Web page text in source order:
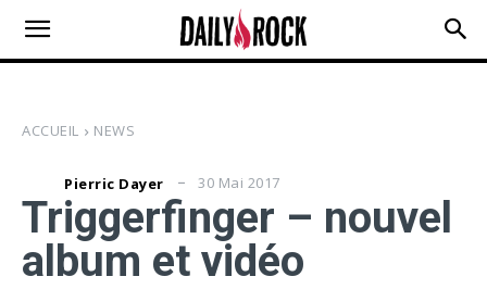
ACCUEIL NEWS
Pierric Dayer 30 Mai 2017
Triggerfinger – nouvel
album et vidéo